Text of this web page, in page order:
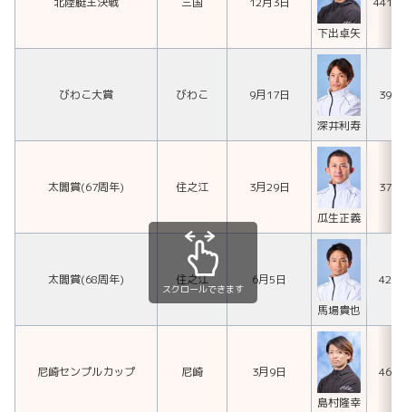
下出卓矢
びわこ大賞 びわこ 9月17日
深井利寿
太閤賞(67周年) 住之江 3月29日
瓜生正義
太閤賞(68周年) 住之江 6月5日
馬場貴也
尼崎センプルカップ 尼崎 3月9日
島村隆幸
スクロールできます